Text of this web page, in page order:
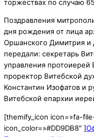
Поздравления
дня рождения от лица
Оршанского Димитрия и
передали: секретарь
управления
проректор Витебской
Константин Изофатов и
Витебской епархии
[themify_icon icon=»fa-
icon_color=»#DD9DB8″ ]